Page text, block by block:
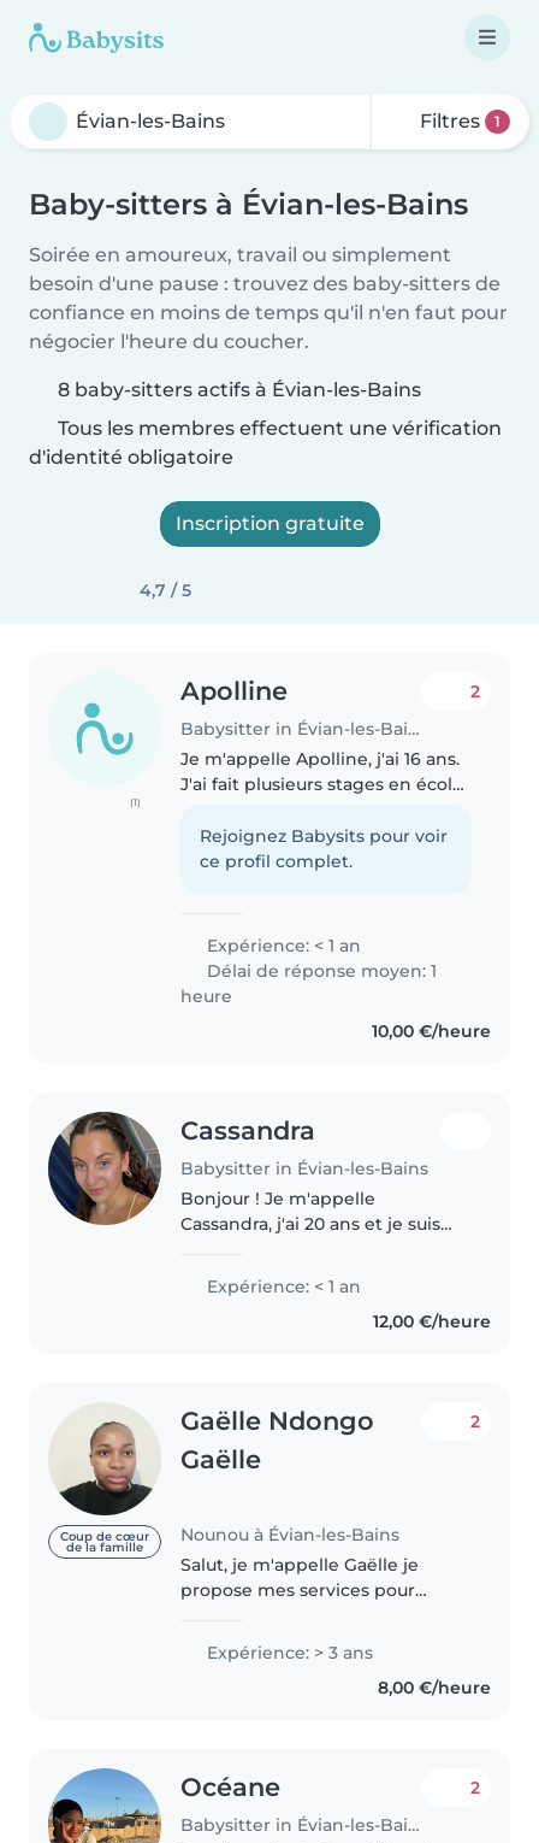
Filtres 1
Baby-sitters à Évian-les-Bains
Soirée en amoureux, travail ou simplement
besoin d'une pause : trouvez des baby-sitters de
confiance en moins de temps qu'il n'en faut pour
négocier l'heure du coucher.
8 baby-sitters actifs à Évian-les-Bains
Tous les membres effectuent une vérification
d'identité obligatoire
Inscription gratuite
4,7 / 5
(1)
Apolline
Babysitter in Évian-les-Bains
2
Je m'appelle Apolline, j'ai 16 ans.
J'ai fait plusieurs stages en école
aider les enfants lors de
différentes activités. J'aimerai
Rejoignez Babysits pour voir
ce profil complet.
Expérience: < 1 an
Délai de réponse moyen: 1
heure
10,00 €/heure
Cassandra
Babysitter in Évian-les-Bains
Bonjour ! Je m'appelle
Cassandra, j'ai 20 ans et je suis
responsable. J'ai l'habitude du
contact avec les enfants et je..
Expérience: < 1 an
12,00 €/heure
Coup de cœur
de la famille
Gaëlle Ndongo
Gaëlle
Nounou à Évian-les-Bains
2
Salut, je m'appelle Gaëlle je
propose mes services pour
d'expérience avec des enfants
en bas âge, et 1 ans d'expérience
avec des enfants malades
Expérience: > 3 ans
8,00 €/heure
Océane
Babysitter in Évian-les-Bains
2